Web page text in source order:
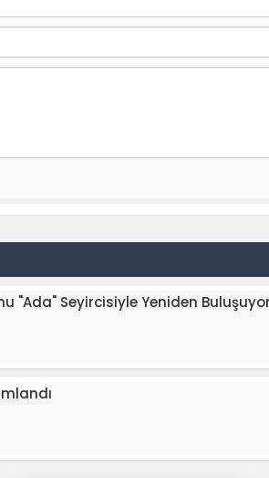
"Ada" Seyircisiyle Yeniden Buluşuyor